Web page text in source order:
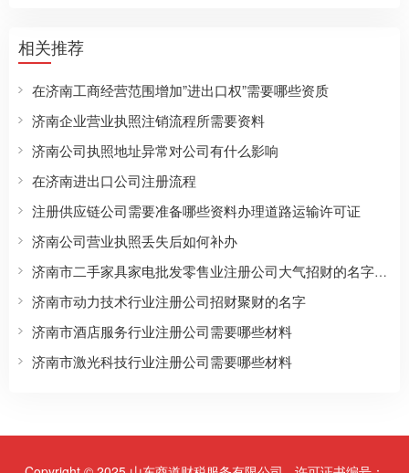
相关推荐
在济南工商经营范围增加”进出口权”需要哪些资质
济南企业营业执照注销流程所需要资料
济南公司执照地址异常对公司有什么影响
在济南进出口公司注册流程
注册供应链公司需要准备哪些资料办理道路运输许可证
济南公司营业执照丢失后如何补办
济南市二手家具家电批发零售业注册公司大气招财的名字有哪些
济南市动力技术行业注册公司招财聚财的名字
济南市酒店服务行业注册公司需要哪些材料
济南市激光科技行业注册公司需要哪些材料